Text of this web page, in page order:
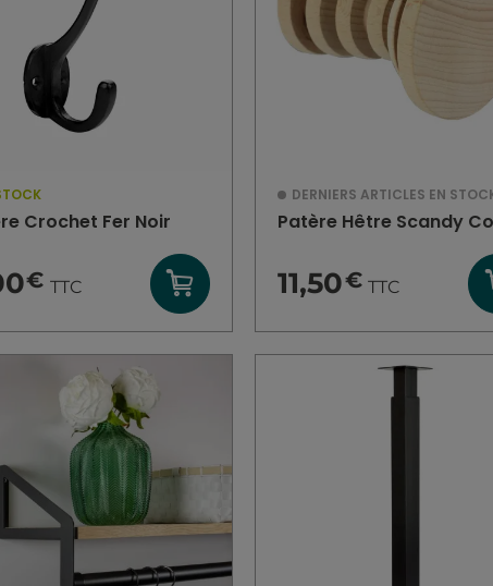
Crochet Fer Noir
€ TTC
DERNIERS ARTICLES EN
Patère Hêtre Scandy
11,50€ TTC